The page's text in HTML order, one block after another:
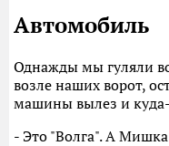
Автомобиль
Однажды мы гуляли
возле наших ворот,
машины вылез и
- Это "Волга". А